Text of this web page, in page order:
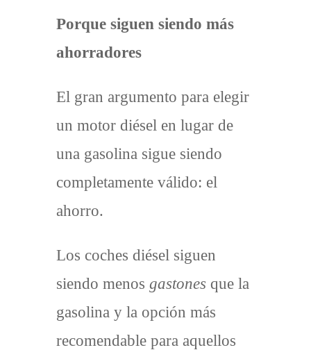
Porque siguen siendo más
ahorradores
El gran argumento para elegir
un motor diésel en lugar de
una gasolina sigue siendo
completamente válido: el
ahorro.
Los coches diésel siguen
siendo menos gastones que la
gasolina y la opción más
recomendable para aquellos